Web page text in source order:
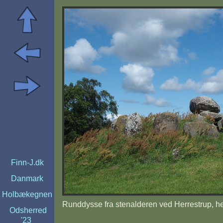
Finn-J.dk
Danmark
Holbækegnen
Odsherred
'23
Runddysse fra stenalderen ved Herrestrup,